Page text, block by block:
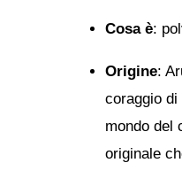
Cosa è:
Origine:
coraggio di
mondo del
originale